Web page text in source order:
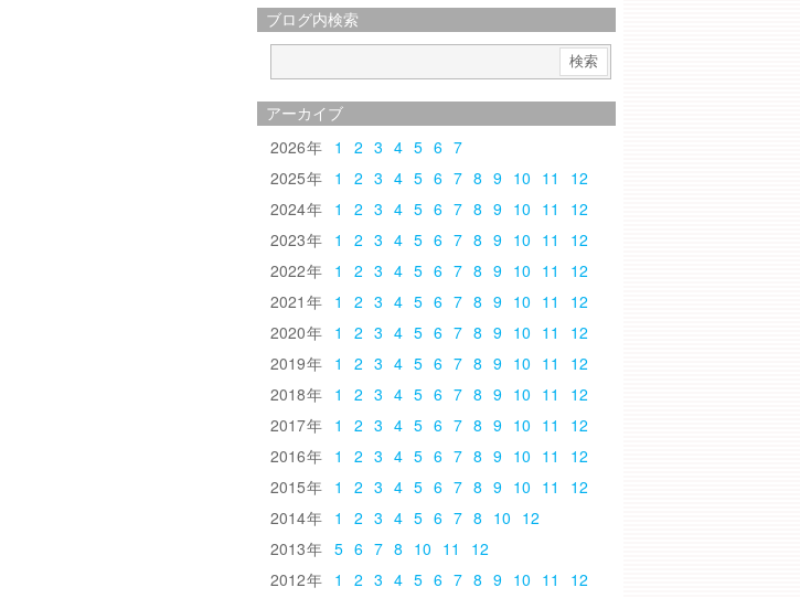
ブログ内検索
アーカイブ
2026 1 2 3 4 5 6 7
2025
1 2 3 4 5 6 7 8 9 10 11
12
2024
1 2 3 4 5 6 7 8 9 10 11
12
2023
1 2 3 4 5 6 7 8 9 10 11
12
2022
1 2 3 4 5 6 7 8 9 10 11
12
2021
1 2 3 4 5 6 7 8 9 10 11
12
2020
1 2 3 4 5 6 7 8 9 10 11
12
2019
1 2 3 4 5 6 7 8 9 10 11
12
2018
1 2 3 4 5 6 7 8 9 10 11
12
2017
1 2 3 4 5 6 7 8 9 10 11
12
2016
1 2 3 4 5 6 7 8 9 10 11
12
2015
1 2 3 4 5 6 7 8 9 10 11
12
2014
1 2 3 4 5 6 7 8 10 12
2013
5 6 7 8 10 11
12
2012
1 2 3 4 5 6 7 8 9 10 11
12